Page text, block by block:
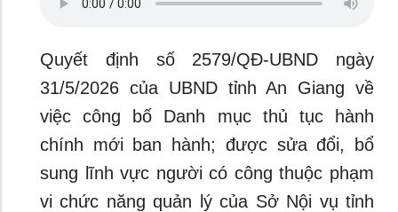
Quyết định số 2579/QĐ-UBND ngày
31/5/2026 của UBND tỉnh An Giang về
việc công bố Danh mục thủ tục hành
chính mới ban hành; được sửa đổi, bổ
sung lĩnh vực người có công thuộc phạm
vi chức năng quản lý của Sở Nội vụ tỉnh